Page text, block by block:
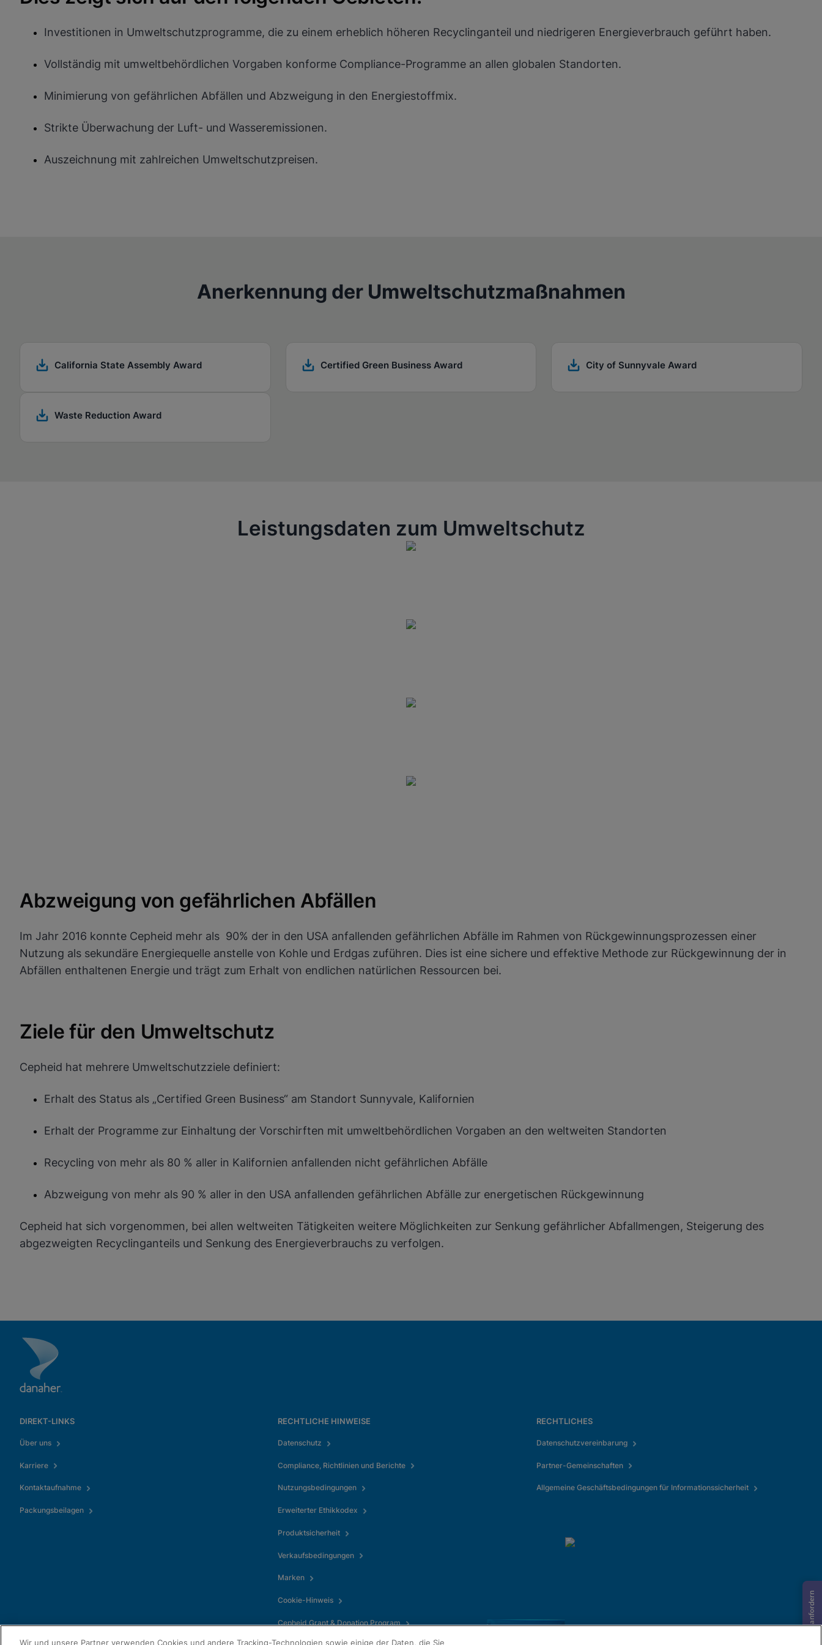
Datenschutzrichtlinie anzeigen
Funktionale Cookies aktivieren
Investitionen in Umweltschutzprogramme, die zu einem erheblich höheren Recyclinganteil und niedrigeren Energieverbrauch geführt haben.
Vollständig mit umweltbehördlichen Vorgaben konforme Compliance-Programme an allen globalen Standorten.
Minimierung von gefährlichen Abfällen und Abzweigung in den Energiestoffmix.
Strikte Überwachung der Luft- und Wasseremissionen.
Auszeichnung mit zahlreichen Umweltschutzpreisen.
Anerkennung der Umweltschutzmaßnahmen
California State Assembly Award Certified Green Business Award City of Sunnyvale Award
Waste Reduction Award
Leistungsdaten zum Umweltschutz
Abzweigung von gefährlichen Abfällen
Im Jahr 2016 konnte Cepheid mehr als 90% der in den USA anfallenden gefährlichen Abfälle im Rahmen von Rückgewinnungsprozessen einer
Nutzung als sekundäre Energiequelle anstelle von Kohle und Erdgas zuführen. Dies ist eine sichere und effektive Methode zur Rückgewinnung der in
Abfällen enthaltenen Energie und trägt zum Erhalt von endlichen natürlichen Ressourcen bei.
Ziele für den Umweltschutz
Cepheid hat mehrere Umweltschutzziele definiert:
Erhalt des Status als „Certified Green Business“ am Standort Sunnyvale, Kalifornien
Erhalt der Programme zur Einhaltung der Vorschirften mit umweltbehördlichen Vorgaben an den weltweiten Standorten
Recycling von mehr als 80 % aller in Kalifornien anfallenden nicht gefährlichen Abfälle
Abzweigung von mehr als 90 % aller in den USA anfallenden gefährlichen Abfälle zur energetischen Rückgewinnung
Cepheid hat sich vorgenommen, bei allen weltweiten Tätigkeiten weitere Möglichkeiten zur Senkung gefährlicher Abfallmengen, Steigerung des
abgezweigten Recyclinganteils und Senkung des Energieverbrauchs zu verfolgen.
DIREKT-LINKS
Über uns
Karriere
Kontaktaufnahme
Packungsbeilagen
RECHTLICHE HINWEISE
Datenschutz
Compliance, Richtlinien und Berichte
Nutzungsbedingungen
Erweiterter Ethikkodex
Produktsicherheit
Verkaufsbedingungen
Marken
Cookie-Hinweis
Cepheid Grant & Donation Program
RECHTLICHES
Datenschutzvereinbarung
Partner-Gemeinschaften
Allgemeine Geschäftsbedingungen für Informationssicherheit
Wir und unsere Partner verwenden Cookies und andere Tracking-Technologien sowie einige der Daten, die Sie